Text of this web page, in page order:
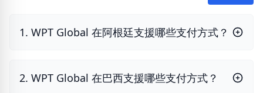
1. WPT Global 在阿根廷支援哪些支付方式？
2. WPT Global 在巴西支援哪些支付方式？